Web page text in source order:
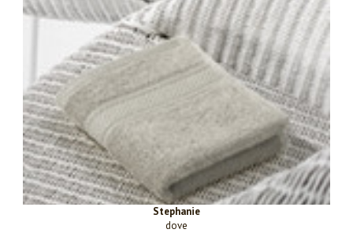
Stephanie
dove